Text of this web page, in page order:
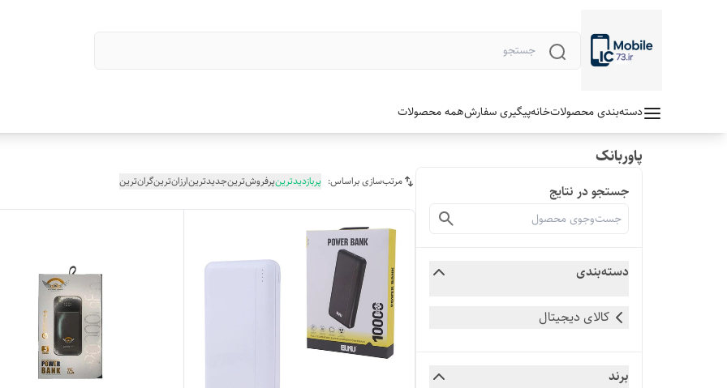
دسته‌بندی محصولاتخانهپیگیری سفارشهمه محصولات
پاوربانک
جستجو در نتایج
دسته‌بندی
کالای دیجیتال
برند
مرتب‌سازی براساس: پربازدیدترینپرفروش‌ترینجدیدترینارزان‌ترینگران‌ترین